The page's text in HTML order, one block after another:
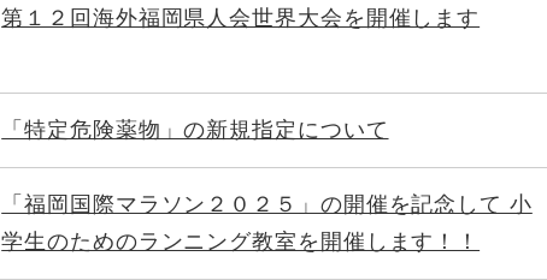
第１２回海外福岡県人会世界大会を開催します
「特定危険薬物」の新規指定について
「福岡国際マラソン２０２５」の開催を記念して 小
学生のためのランニング教室を開催します！！